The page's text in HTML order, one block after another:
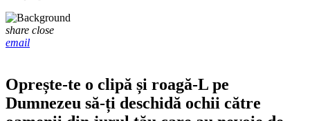
share close
email
Oprește-te o clipă și roagă-L pe
Dumnezeu să-ți deschidă ochii către